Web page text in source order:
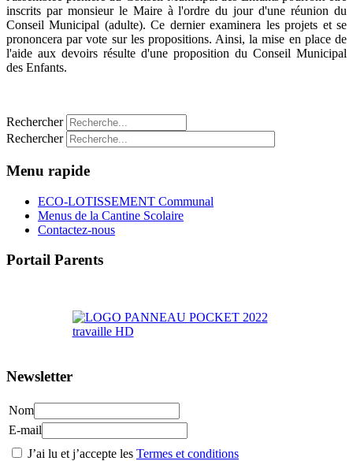
inscrits par monsieur le Maire à l'ordre du jour d'une réunion du
Conseil Municipal (adulte). Ce dernier examinera les projets et se
prononcera par vote sur les propositions. Ainsi, la mise en place de
l'aide aux devoirs résulte d'une proposition du Conseil Municipal
des Enfants.
Rechercher
Rechercher
Menu rapide
ECO-LOTISSEMENT Communal
Menus de la Cantine Scolaire
Contactez-nous
Portail Parents
Newsletter
Nom
E-mail
J’ai lu et j’accepte les Termes et conditions